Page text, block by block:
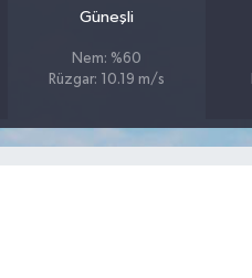
Güneşli
Nem: %60
Rüzgar: 10.19 m/s